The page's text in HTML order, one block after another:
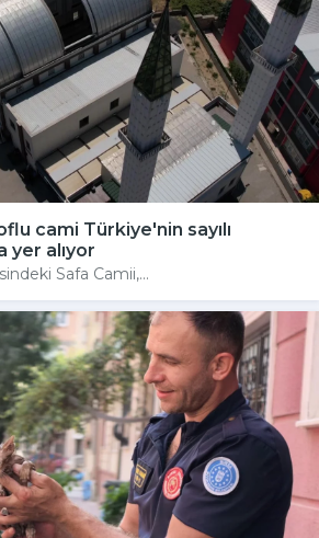
cami Türkiye'nin sayılı
yer alıyor
Safa Camii,...